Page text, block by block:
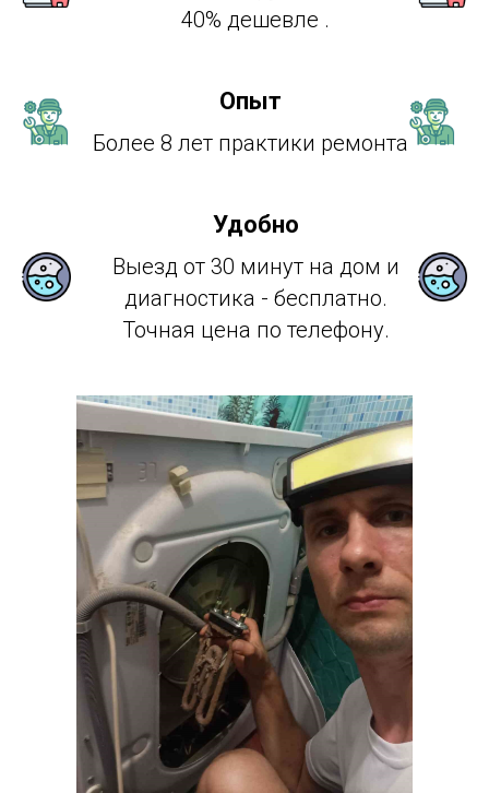
40% дешевле .
Опыт
Более 8 лет практики ремонта
Удобно
Выезд от 30 минут на дом и
диагностика - бесплатно.
Точная цена по телефону.